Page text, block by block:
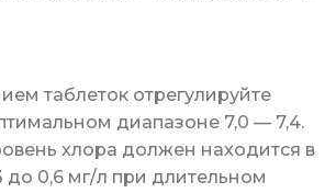
таблеток отрегулируйте
диапазоне 7,0 — 7,4.
хлора должен находится в
до 0,6 мг/л при длительном